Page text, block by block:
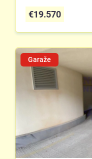
€19.570
Garaže